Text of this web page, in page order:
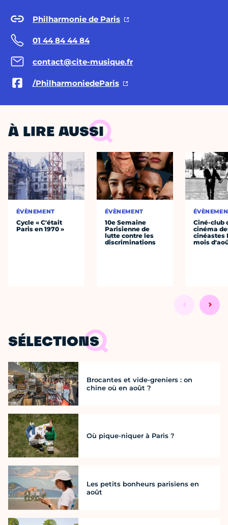
Philharmonie de Paris
01 44 84 44 84
contact@cite-musique.fr
/PhilharmoniedeParis
À LIRE AUSSI
ÉVÈNEMENT
Cycle « C'était
Paris en 1970 »
ÉVÈNEMENT
10e Semaine
Parisienne de
lutte contre les
discriminations
Ciné-club
cinéma
cinéastes
mois
SÉLECTIONS
Brocantes et vide-greniers : on
chine où en août ?
Où pique-niquer à Paris ?
Les petits bonheurs parisiens en
août